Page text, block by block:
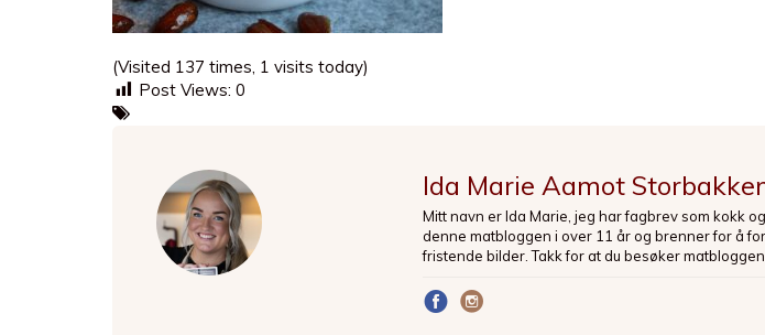
(Visited 137 times, 1 visits today)
Post Views: 0
Ida Marie Aamot
Mitt navn er Ida Marie, jeg har fagbrev som kokk
denne matbloggen i over 11 år og brenner for å
fristende bilder. Takk for at du besøker